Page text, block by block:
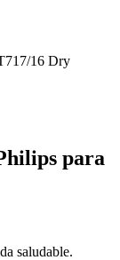
16 Dry
para
saludable.